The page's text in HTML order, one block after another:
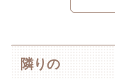
隣りの